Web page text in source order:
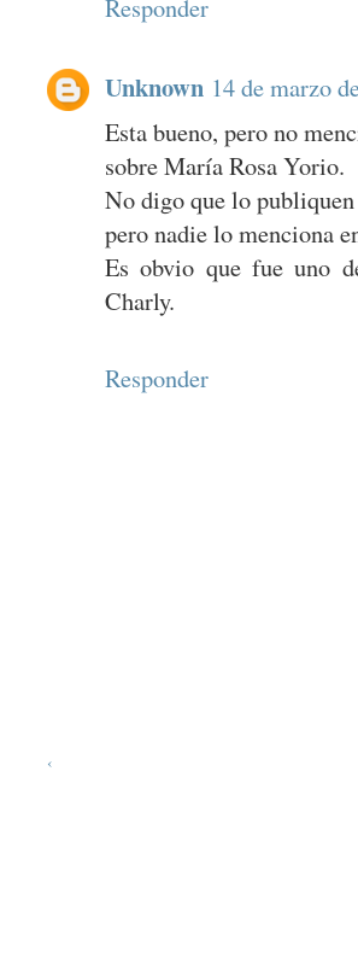
Responder
Unknown 14 de marzo
Esta bueno, pero no
sobre María Rosa Yorio.
No digo que lo publiquen
pero nadie lo menciona
Es obvio que fue uno
Charly.
Responder
‹